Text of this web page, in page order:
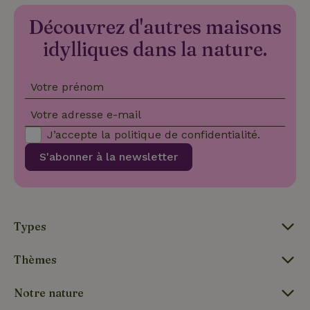
Découvrez d'autres maisons
idylliques dans la nature.
Votre prénom
Votre adresse e-mail
S'abonner à la newsletter
J’accepte la politique de confidentialité.
Types
Thèmes
Notre nature
Nom Expiration Description
CookieScriptConsent
CookieScript
4
2 jours
Ce cookie
Cookie-
les
bannière de
fonctionne
Nom